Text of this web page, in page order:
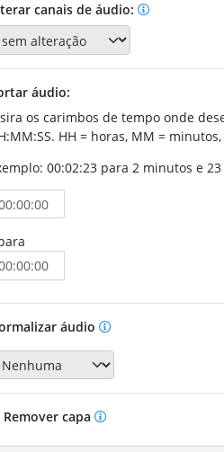
canais de áudio:
áudio:
os carimbos de tempo onde
HH = horas, MM =
00:02:23 para 2 minutos e
áudio
Remover capa